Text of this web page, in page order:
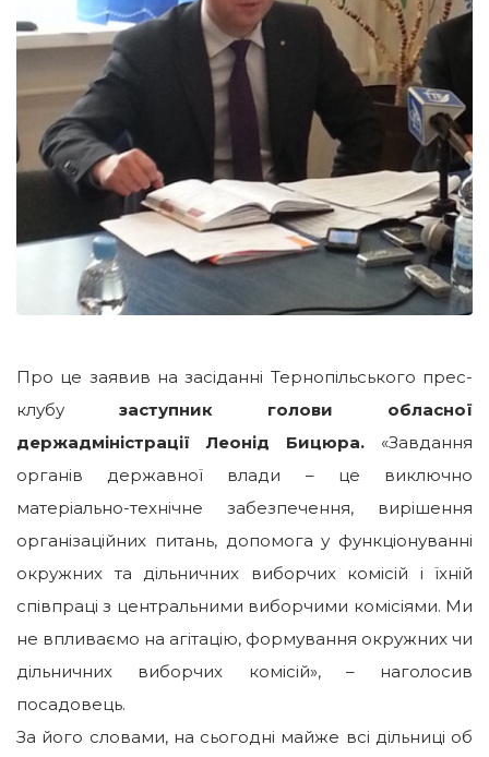
Про це заявив на засіданні Тернопільського прес-
клубу заступник голови обласної
держадміністрації Леонід Бицюра. «Завдання
органів державної влади – це виключно
матеріально-технічне забезпечення, вирішення
організаційних питань, допомога у функціонуванні
окружних та дільничних виборчих комісій і їхній
співпраці з центральними виборчими комісіями. Ми
не впливаємо на агітацію, формування окружних чи
дільничних виборчих комісій», – наголосив
посадовець.
За його словами, на сьогодні майже всі дільниці об